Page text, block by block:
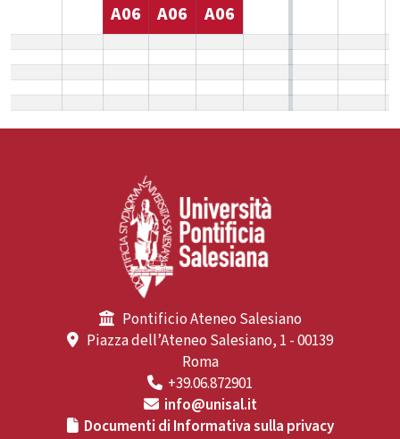
A06 A06 A06
Pontificio Ateneo Salesiano
Piazza dell’Ateneo Salesiano, 1 - 00139
Roma
+39.06.872901
info@unisal.it
Documenti di Informativa sulla privacy